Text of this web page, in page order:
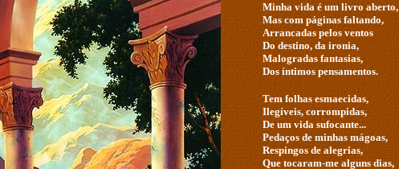
Minha vida é um livro aberto,
Mas com páginas faltando,
Arrancadas pelos ventos
Do destino, da ironia,
Malogradas fantasias,
Dos íntimos pensamentos.
Tem folhas esmaecidas,
Ilegíveis, corrompidas,
De um vida sufocante...
Pedaços de minhas mágoas,
Respingos de alegrias,
Que tocaram-me alguns dias,